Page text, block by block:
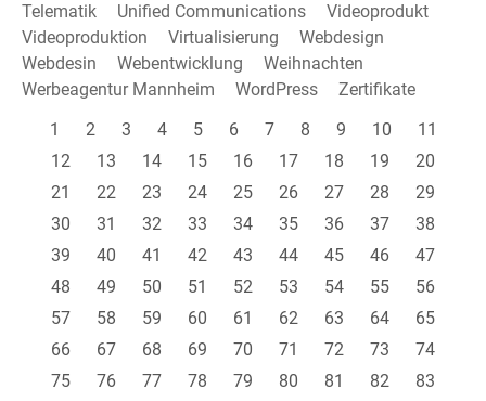
Telematik
Unified Communications
Videoprodukt
Videoproduktion
Virtualisierung
Webdesign
Webdesin
Webentwicklung
Weihnachten
Werbeagentur Mannheim
WordPress
Zertifikate
1
2 3 4 5 6 7 8 9 10
11
12
13 14 15 16 17 18 19
20
21
22 23 24 25 26 27 28
29
30
31 32 33 34 35 36 37
38
39
40 41 42 43 44 45 46
47
48
49 50 51 52 53 54 55
56
57
58 59 60 61 62 63 64
65
66
67 68 69 70 71 72 73
74
75
76 77 78 79 80 81 82
83